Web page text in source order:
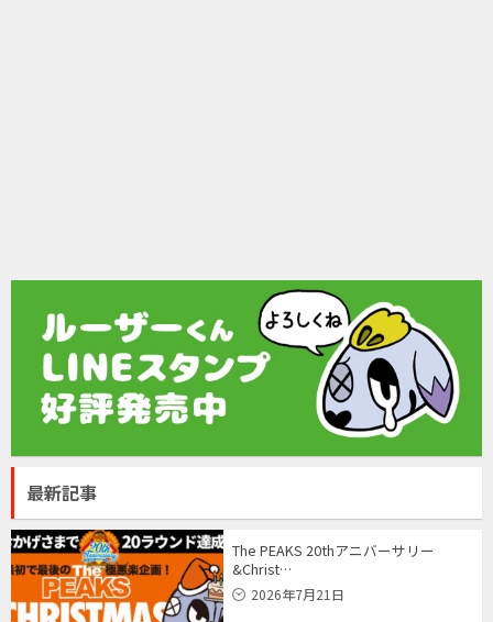
最新記事
The PEAKS 20thアニバーサリー
&Christ…
2026年7月21日